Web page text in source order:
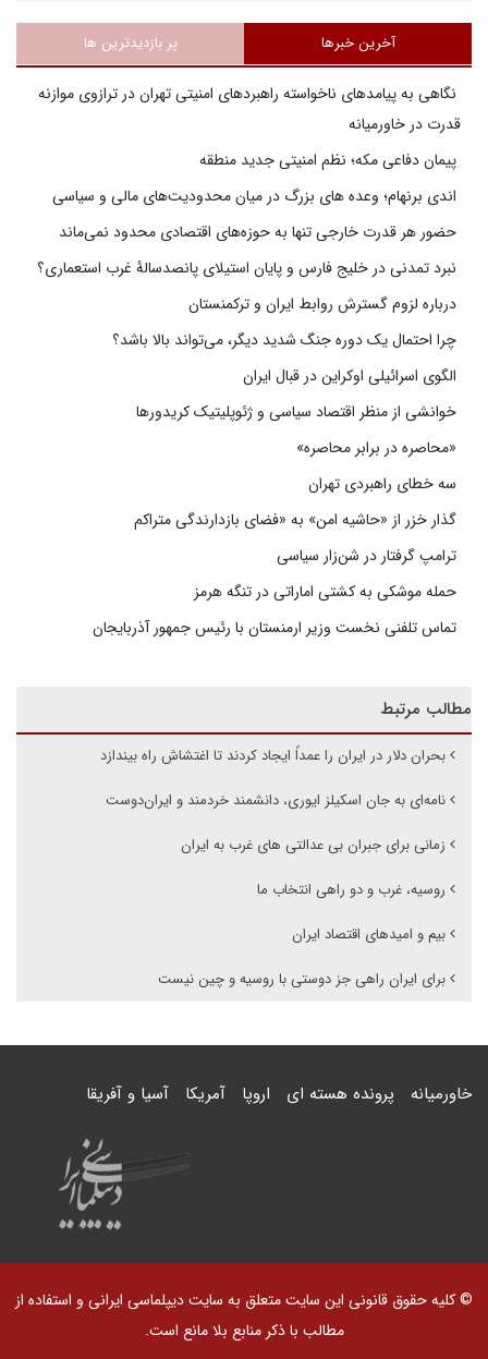
آخرین خبرها پر بازدیدترین ها
نگاهی به پیامدهای ناخواسته راهبردهای امنیتی تهران در ترازوی موازنه
قدرت در خاورمیانه
پیمان دفاعی مکه؛ نظم امنیتی جدید منطقه
اندی برنهام؛ وعده های بزرگ در میان محدودیت‌های مالی و سیاسی
حضور هر قدرت خارجی تنها به حوزه‌های اقتصادی محدود نمی‌ماند
نبرد تمدنی در خلیج فارس و پایان استیلای پانصدسالۀ غرب استعماری؟
درباره لزوم گسترش روابط ایران و ترکمنستان
چرا احتمال یک دوره جنگ شدید دیگر، می‌تواند بالا باشد؟
الگوی اسرائیلی اوکراین در قبال ایران
خوانشی از منظر اقتصاد سیاسی و ژئوپلیتیک کریدورها
«محاصره در برابر محاصره»
سه خطای راهبردی تهران
گذار خزر از «حاشیه امن» به «فضای بازدارندگی متراکم
ترامپ گرفتار در شن‌زار سیاسی
حمله موشکی به کشتی اماراتی در تنگه هرمز
تماس تلفنی نخست وزیر ارمنستان با رئیس جمهور آذربایجان
مطالب مرتبط
بحران دلار در ایران را عمداً ایجاد کردند تا اغتشاش راه بیندازد
نامه‌ای به جان اسکیلز ایوری، دانشمند خردمند و ایران‌دوست
زمانی برای جبران بی عدالتی های غرب به ایران
روسیه، غرب و دو راهی انتخاب ما
بیم و امیدهای اقتصاد ایران
برای ایران راهی جز دوستی با روسیه و چین نیست
خاورمیانه پرونده هسته ای اروپا آمریکا آسیا و آفریقا
© کلیه حقوق قانونی این سایت متعلق به سایت دیپلماسی ایرانی و استفاده از
مطالب با ذکر منابع بلا مانع است.